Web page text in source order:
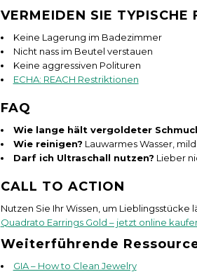
VERMEIDEN SIE TYPISCHE
Keine Lagerung im Badezimmer
Nicht nass im Beutel verstauen
Keine aggressiven Polituren
ECHA: REACH Restriktionen
FAQ
Wie lange hält vergoldeter
Wie reinigen? Lauwarmes Wasser,
Darf ich Ultraschall nutzen? Lieber
CALL TO ACTION
Nutzen Sie Ihr Wissen, um Lieblingsstücke
Quadrato Earrings Gold – jetzt online
Weiterführende
GIA – How to Clean Jewelry